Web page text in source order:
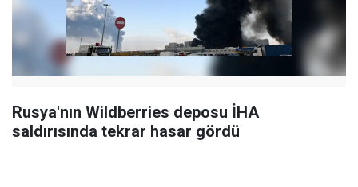
Rusya'nın Wildberries deposu İHA
saldırısında tekrar hasar gördü